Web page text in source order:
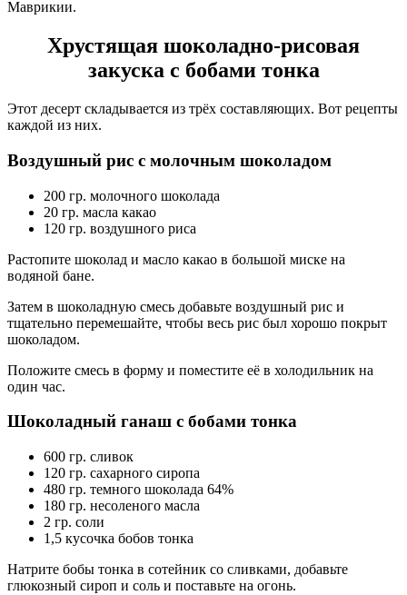
Маврикии.
Хрустящая шоколадно-рисовая
закуска с бобами тонка
Этот десерт складывается из трёх составляющих. Вот рецепты
каждой из них.
Воздушный рис с молочным шоколадом
200 гр. молочного шоколада
20 гр. масла какао
120 гр. воздушного риса
Растопите шоколад и масло какао в большой миске на
водяной бане.
Затем в шоколадную смесь добавьте воздушный рис и
тщательно перемешайте, чтобы весь рис был хорошо покрыт
шоколадом.
Положите смесь в форму и поместите её в холодильник на
один час.
Шоколадный ганаш с бобами тонка
600 гр. сливок
120 гр. сахарного сиропа
480 гр. темного шоколада 64%
180 гр. несоленого масла
2 гр. соли
1,5 кусочка бобов тонка
Натрите бобы тонка в сотейник со сливками, добавьте
глюкозный сироп и соль и поставьте на огонь.